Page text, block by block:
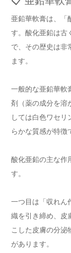
亜鉛華軟膏は、「
す。酸化亜鉛は古
で、その歴史は非
ます。
一般的な亜鉛華軟
剤（薬の成分を溶
しては白色ワセリ
らかな質感が特徴
酸化亜鉛の主な作
す。
一つ目は「収れん
織を引き締め、皮
こした皮膚の分泌
があります。